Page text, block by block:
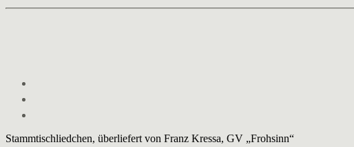
Stammtischliedchen, überliefert von Franz Kressa, GV „Frohsinn“